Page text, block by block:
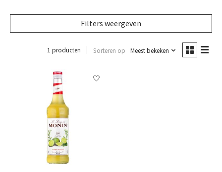
Filters weergeven
1 producten Sorteren op Meest bekeken